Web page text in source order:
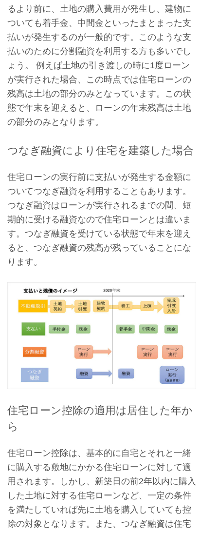
るより前に、土地の購入費用が発生し、建物に
ついても着手金、中間金といったまとまった支
払いが発生するのが一般的です。このような支
払いのために分割融資を利用する方も多いでし
ょう。 例えば土地の引き渡しの時に1度ローン
が実行された場合、この時点では住宅ローンの
残高は土地の部分のみとなっています。この状
態で年末を迎えると、ローンの年末残高は土地
の部分のみとなります。
つなぎ融資により住宅を建築した場合
住宅ローンの実行前に支払いが発生する金額に
ついてつなぎ融資を利用することもあります。
つなぎ融資はローンが実行されるまでの間、短
期的に受ける融資なので住宅ローンとは違いま
す。つなぎ融資を受けている状態で年末を迎え
ると、つなぎ融資の残高が残っていることにな
ります。
住宅ローン控除の適用は居住した年か
ら
住宅ローン控除は、基本的に自宅とそれと一緒
に購入する敷地にかかる住宅ローンに対して適
用されます。しかし、新築日の前2年以内に購入
した土地に対する住宅ローンなど、一定の条件
を満たしていれば先に土地を購入していても控
除の対象となります。また、つなぎ融資は住宅